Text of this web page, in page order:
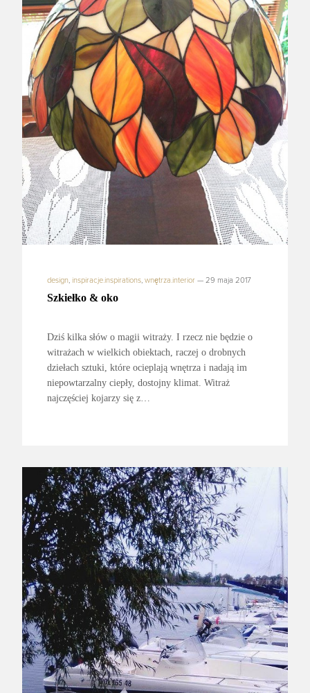
design, inspiracje.inspirations, wnętrza.interior — 29 maja 2017
Szkiełko & oko
Dziś kilka słów o magii witraży. I rzecz nie będzie o
witrażach w wielkich obiektach, raczej o drobnych
dziełach sztuki, które ocieplają wnętrza i nadają im
niepowtarzalny ciepły, dostojny klimat. Witraż
najczęściej kojarzy się z…